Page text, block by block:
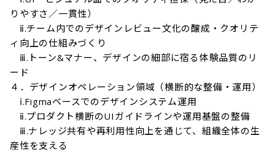
りやすさ／一貫性）
ⅱ.チーム内でのデザインレビュー文化の醸成・クオリテ
ィ向上の仕組みづくり
ⅲ.トーン&マナー、デザインの細部に宿る体験品質のリ
ード
４．デザインオペレーション領域（横断的な整備・運用）
ⅰ.Figmaベースでのデザインシステム運用
ⅱ.プロダクト横断のUIガイドラインや運用基盤の整備
ⅲ.ナレッジ共有や再利用性向上を通じて、組織全体の生
産性を支える